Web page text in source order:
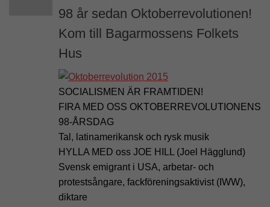
98 år sedan Oktoberrevolutionen!
Kom till Bagarmossens Folkets
Hus
SOCIALISMEN ÄR FRAMTIDEN!
FIRA MED OSS OKTOBERREVOLUTIONENS
98-ÅRSDAG
Tal, latinamerikansk och rysk musik
HYLLA MED oss JOE HILL (Joel Hägglund)
Svensk emigrant i USA, arbetar- och
protestsångare, fackföreningsaktivist (IWW),
diktare